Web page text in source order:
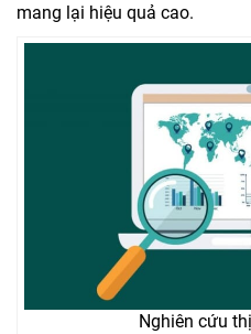
mang lại hiệu quả cao.
Nghiên cứu